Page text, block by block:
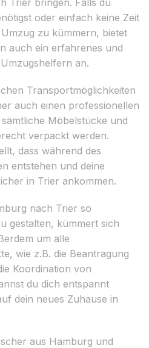
oder einfach keine Zeit
zu kümmern, bietet
auch ein erfahrenes und
an.
Transportmöglichkeiten
auch einen professionellen
Möbelstücke und
verpackt werden.
dass während des
entstehen und deine
in Trier ankommen.
nach Trier so
gestalten, kümmert sich
um alle
wie z.B. die Beantragung
Koordination von
du dich entspannt
dein neues Zuhause in
aus Hamburg und